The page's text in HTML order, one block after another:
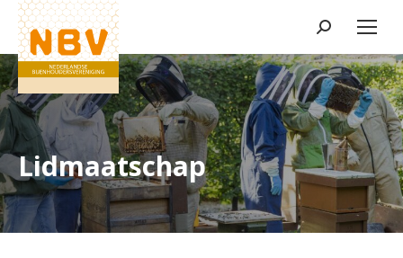
Zoeken:
Lidmaatschap